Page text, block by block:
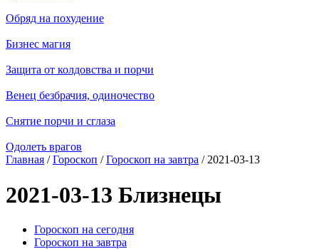
Обряд на похудение
Бизнес магия
Защита от колдовства и порчи
Венец безбрачия, одиночество
Снятие порчи и сглаза
Одолеть врагов
Главная /Гороскоп /Гороскоп на завтра / 2021-03-13
2021-03-13 Близнецы
Гороскоп на сегодня
Гороскоп на завтра